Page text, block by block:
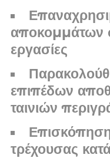
αποκομμάτων
εργασίες
επιπέδων
ταινιών
τρέχουσας